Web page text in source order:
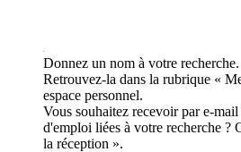
Donnez un nom à votre recherche.
Retrouvez-la dans la rubrique «
espace personnel.
Vous souhaitez recevoir par e-
d'emploi liées à votre recherche
la réception ».